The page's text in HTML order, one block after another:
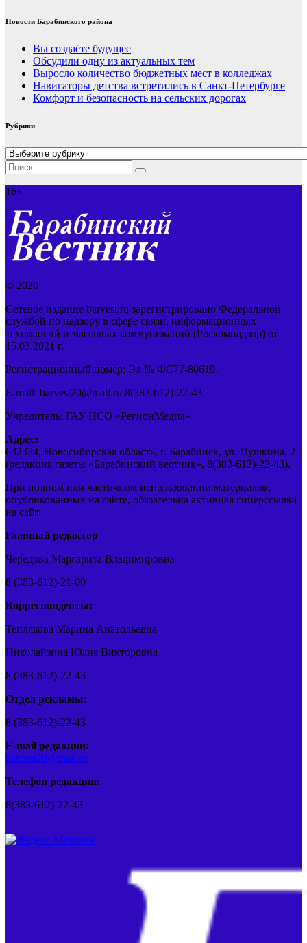
Новости Барабинского района
Вы создаёте будущее
Обсудили одну из актуальных тем
Выросло количество бюджетных мест в колледжах
Навигаторы детства встретились в Санкт-Петербурге
Комфорт и безопасность на сельских дорогах
Рубрики
Рубрики
16+
© 2020
Сетевое издание barvest.ru зарегистрировано Федеральной
службой по надзору в сфере связи, информационных
технологий и массовых коммуникаций (Роскомнадзор) от
15.03.2021 г.
Регистрационный номер: Эл № ФС77-80619.
E-mail: barvest20@mail.ru 8(383-612)-22-43.
Учредитель: ГАУ НСО «РегионМедиа»
Адрес:
632334, Новосибирская область, г. Барабинск, ул. Пушкина, 2
(редакция газеты «Барабинский вестник», 8(383-612)-22-43).
При полном или частичном использовании материалов,
опубликованных на сайте, обязательна активная гиперссылка
на сайт
Главный редактор
Чередова Маргарита Владимировна
8 (383-612)-21-00
Корреспонденты:
Теплякова Марина Анатольевна
Николайзина Юлия Викторовна
8 (383-612)-22-43
Отдел рекламы:
8 (383-612)-22-43
E-mail редакции:
barvest20@mail.ru
Телефон редакции:
8(383-612)-22-43